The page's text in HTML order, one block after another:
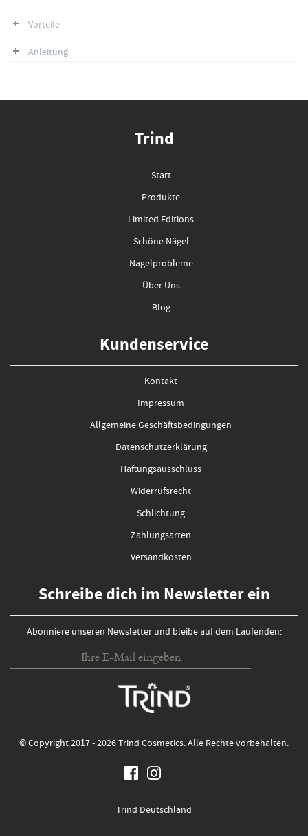
Vorteile
Anleitung
Trind
Start
Produkte
Limited Editions
Schöne Nägel
Nagelprobleme
Über Uns
Blog
Kundenservice
Kontakt
Impressum
Allgemeine Geschäftsbedingungen
Datenschutzerklärung
Haftungsausschluss
Widerrufsrecht
Schlichtung
Zahlungsarten
Versandkosten
Schreibe dich im Newsletter ein
Abonniere unseren Newsletter und bleibe auf dem Laufenden:
© Copyright 2017 - 2026 Trind Cosmetics. Alle Rechte vorbehalten.
Trind Deutschland